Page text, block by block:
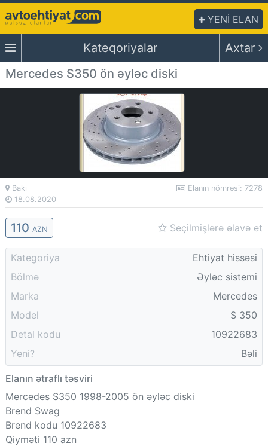
YENİ ELAN
Kateqoriyalar
Axtar
Mercedes S350 ön əyləc diski
Bakı
18.08.2020
Elanın nömrəsi: 7278
110 AZN Seçilmişlərə əlavə et
Kategoriya
Ehtiyat hissəsi
Bölmə
Əyləc sistemi
Marka
Mercedes
Model
S 350
Detal kodu
10922683
Yeni?
Bəli
Elanın ətraflı təsviri
Mercedes S350 1998-2005 ön əyləc diski
Brend Swag
Brend kodu 10922683
Qiyməti 110 azn